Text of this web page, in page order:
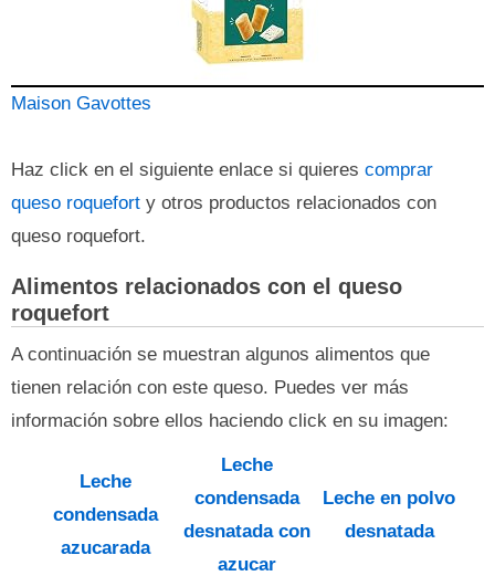
Maison Gavottes
Haz click en el siguiente enlace si quieres comprar
queso roquefort y otros productos relacionados con
queso roquefort.
Alimentos relacionados con el queso
roquefort
A continuación se muestran algunos alimentos que
tienen relación con este queso. Puedes ver más
información sobre ellos haciendo click en su imagen:
Leche
condensada
azucarada
Leche
condensada
desnatada con
azucar
Leche en polvo
desnatada